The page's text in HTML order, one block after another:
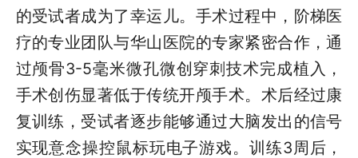
的受试者成为了幸运儿。手术过程中，阶梯医
疗的专业团队与华山医院的专家紧密合作，通
过颅骨3-5毫米微孔微创穿刺技术完成植入，
手术创伤显著低于传统开颅手术。术后经过康
复训练，受试者逐步能够通过大脑发出的信号
实现意念操控鼠标玩电子游戏。训练3周后，